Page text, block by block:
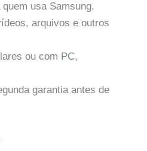
usa Samsung.
arquivos e outros
ou com PC,
garantia antes de